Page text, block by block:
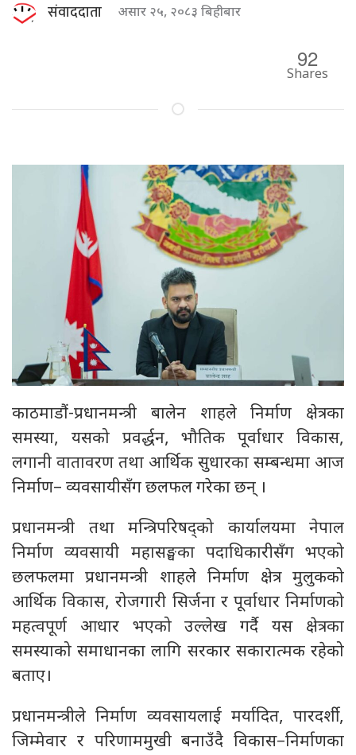
संवाददाता असार २५, २०८३ बिहीबार
92
Shares
काठमाडौं-प्रधानमन्त्री बालेन शाहले निर्माण क्षेत्रका
समस्या, यसको प्रवर्द्धन, भौतिक पूर्वाधार विकास,
लगानी वातावरण तथा आर्थिक सुधारका सम्बन्धमा आज
निर्माण– व्यवसायीसँग छलफल गरेका छन् ।
प्रधानमन्त्री तथा मन्त्रिपरिषद्को कार्यालयमा नेपाल
निर्माण व्यवसायी महासङ्घका पदाधिकारीसँग भएको
छलफलमा प्रधानमन्त्री शाहले निर्माण क्षेत्र मुलुकको
आर्थिक विकास, रोजगारी सिर्जना र पूर्वाधार निर्माणको
महत्वपूर्ण आधार भएको उल्लेख गर्दै यस क्षेत्रका
समस्याको समाधानका लागि सरकार सकारात्मक रहेको
बताए।
प्रधानमन्त्रीले निर्माण व्यवसायलाई मर्यादित, पारदर्शी,
जिम्मेवार र परिणाममुखी बनाउँदै विकास–निर्माणका